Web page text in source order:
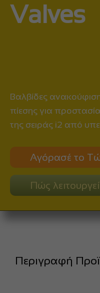
Valves
Βαλβίδες
πίεσης για
της σειράς i2 από
Αγόρασέ το
Πώς λειτουργεί
Περιγραφή